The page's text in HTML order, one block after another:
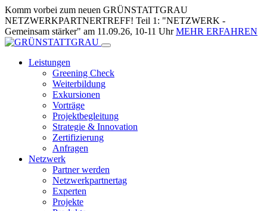
Skip
to
Content
Komm vorbei zum neuen GRÜNSTATTGRAU
NETZWERKPARTNERTREFF! Teil 1: "NETZWERK -
Gemeinsam stärker" am 11.09.26, 10-11 UhrMEHR ERFAHREN
Leistungen
Greening Check
Weiterbildung
Exkursionen
Vorträge
Projektbegleitung
Strategie & Innovation
Zertifizierung
Anfragen
Netzwerk
Partner werden
Netzwerkpartnertag
Experten
Projekte